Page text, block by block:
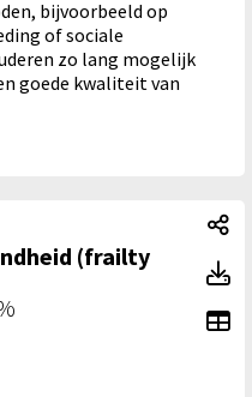
bijvoorbeeld op
of sociale
zo lang mogelijk
goede kwaliteit van
(frailty